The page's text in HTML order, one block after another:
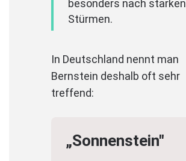
besonders nach starken
Stürmen.
In Deutschland nennt man
Bernstein deshalb oft sehr
treffend:
„Sonnenstein"